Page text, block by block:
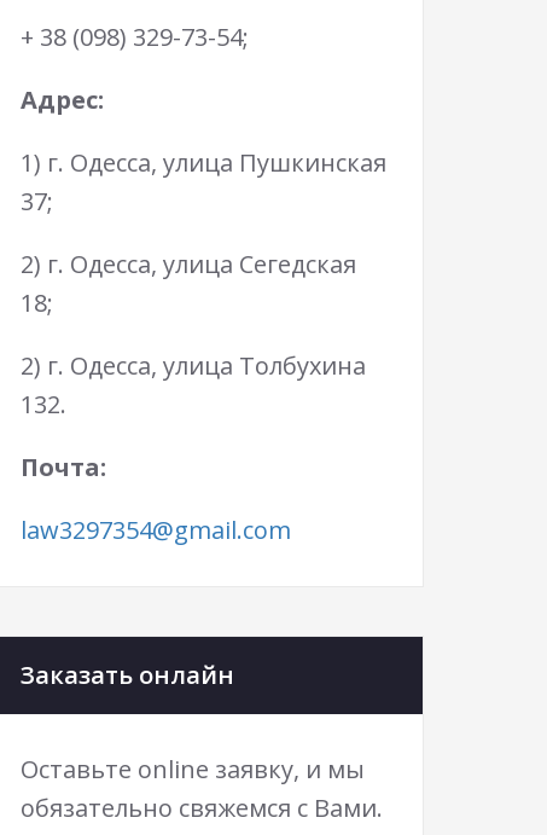
+ 38 (098) 329-73-54;
Адрес:
1) г. Одесса, улица Пушкинская
37;
2) г. Одесса, улица Сегедская
18;
2) г. Одесса, улица Толбухина
132.
Почта:
law3297354@gmail.com
Заказать онлайн
Оставьте online заявку, и мы
обязательно свяжемся с Вами.